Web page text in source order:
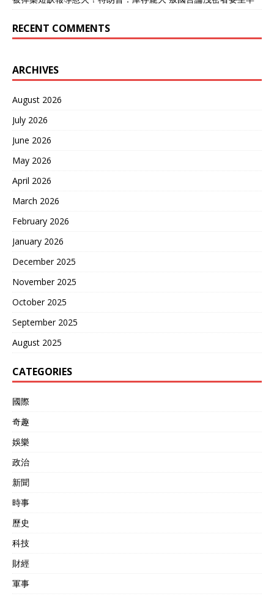
RECENT COMMENTS
ARCHIVES
August 2026
July 2026
June 2026
May 2026
April 2026
March 2026
February 2026
January 2026
December 2025
November 2025
October 2025
September 2025
August 2025
CATEGORIES
國際
奇趣
娛樂
政治
新聞
時事
歷史
科技
財經
軍事